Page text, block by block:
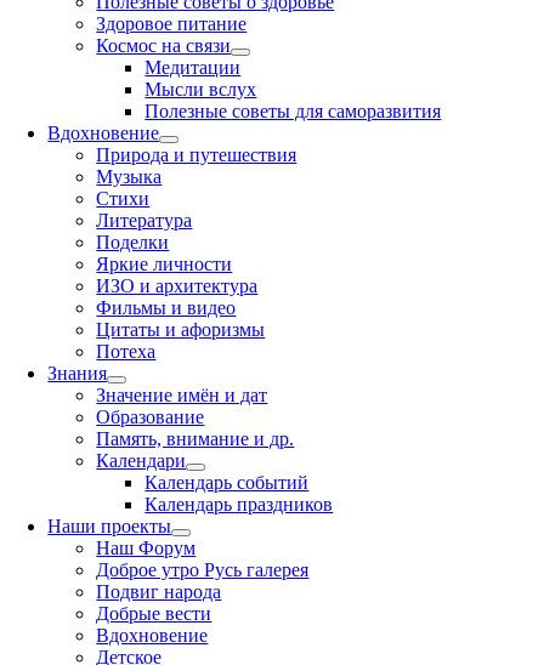
Здоровое питание
Космос на связи
Медитации
Мысли вслух
Полезные советы для саморазвития
Вдохновение
Природа и путешествия
Музыка
Стихи
Литература
Поделки
Яркие личности
ИЗО и архитектура
Фильмы и видео
Цитаты и афоризмы
Потеха
Знания
Значение имён и дат
Образование
Память, внимание и др.
Календари
Календарь событий
Календарь праздников
Наши проекты
Наш Форум
Доброе утро Русь галерея
Подвиг народа
Добрые вести
Вдохновение
Детское